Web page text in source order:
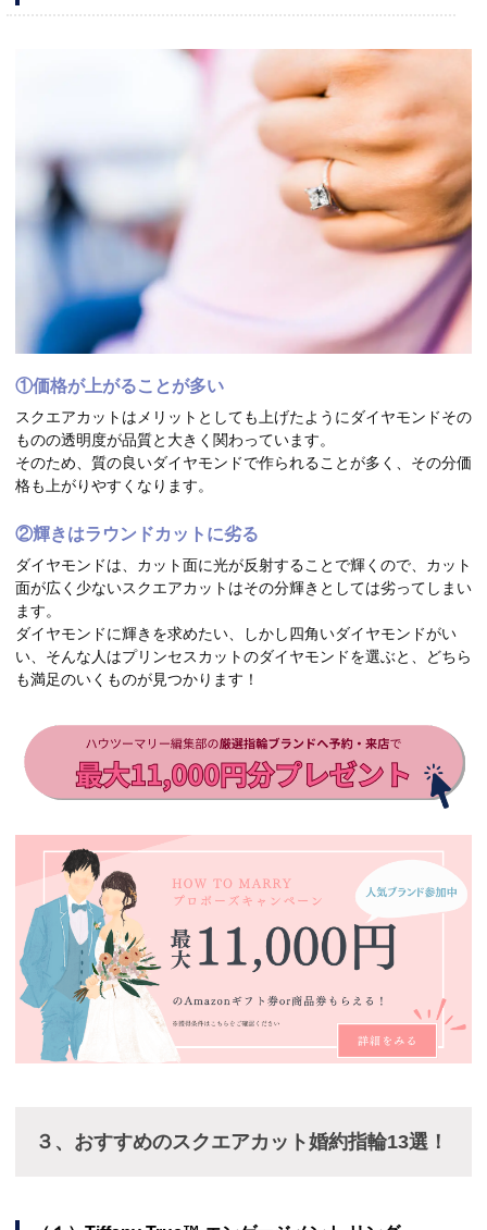
①価格が上がることが多い
スクエアカットはメリットとしても上げたようにダイヤモンドその
ものの透明度が品質と大きく関わっています。
そのため、質の良いダイヤモンドで作られることが多く、その分価
格も上がりやすくなります。
②輝きはラウンドカットに劣る
ダイヤモンドは、カット面に光が反射することで輝くので、カット
面が広く少ないスクエアカットはその分輝きとしては劣ってしまい
ます。
ダイヤモンドに輝きを求めたい、しかし四角いダイヤモンドがい
い、そんな人はプリンセスカットのダイヤモンドを選ぶと、どちら
も満足のいくものが見つかります！
３、おすすめのスクエアカット婚約指輪13選！